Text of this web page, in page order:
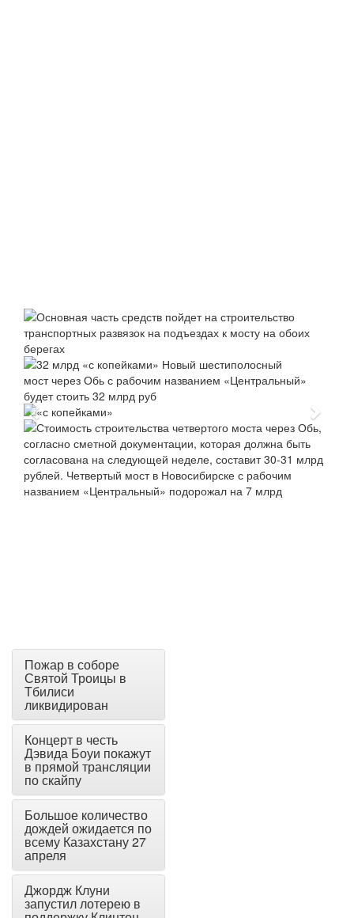
Пожар в соборе
Святой Троицы в
Тбилиси
ликвидирован
Концерт в честь
Дэвида Боуи покажут
в прямой трансляции
по скайпу
Большое количество
дождей ожидается по
всему Казахстану 27
апреля
Джордж Клуни
запустил лотерею в